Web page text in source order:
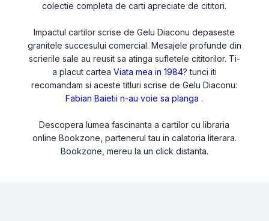
colectie completa de carti apreciate de cititori.
Impactul cartilor scrise de Gelu Diaconu depaseste
granitele succesului comercial. Mesajele profunde din
scrierile sale au reusit sa atinga sufletele cititorilor. Ti-
a placut cartea Viata mea in 1984? tunci iti
recomandam si aceste titluri scrise de Gelu Diaconu:
Fabian Baietii n-au voie sa planga .
Descopera lumea fascinanta a cartilor cu libraria
online Bookzone, partenerul tau in calatoria literara.
Bookzone, mereu la un click distanta.